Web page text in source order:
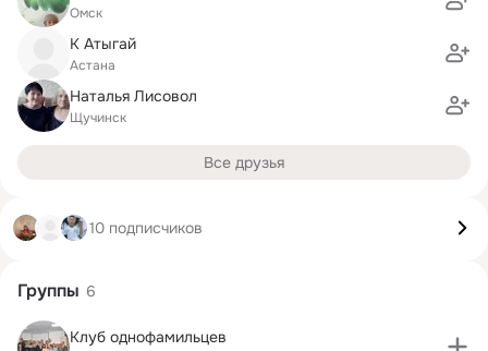
Омск
К Атыгай
Астана
Наталья Лисовол
Щучинск
Все друзья
10 подписчиков
Группы 6
Клуб однофамильцев